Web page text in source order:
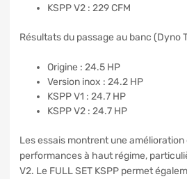
KSPP V2 : 229 CFM
Résultats du passage au banc (Dyno
Origine : 24.5 HP
Version inox : 24.2 HP
KSPP V1 : 24.7 HP
KSPP V2 : 24.7 HP
Les essais montrent une
performances à haut régime,
V2. Le FULL SET KSPP permet